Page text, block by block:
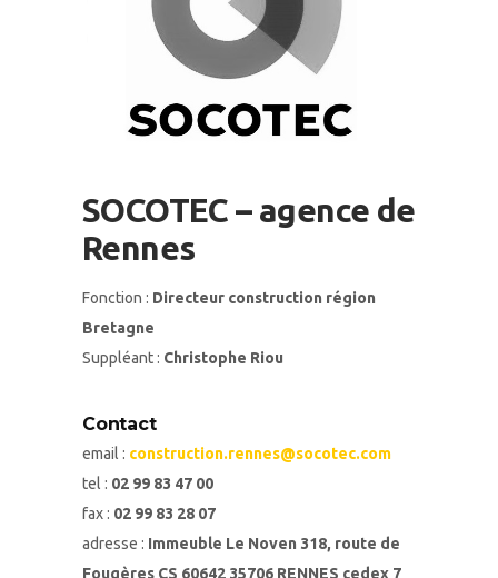
SOCOTEC – agence de
Rennes
Fonction : Directeur construction région
Bretagne
Suppléant : Christophe Riou
Contact
email : construction.rennes@socotec.com
tel : 02 99 83 47 00
fax : 02 99 83 28 07
adresse : Immeuble Le Noven 318, route de
Fougères CS 60642 35706 RENNES cedex 7